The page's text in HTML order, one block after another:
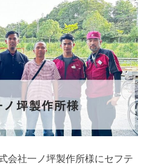
会社一ノ坪製作所様にセフテ